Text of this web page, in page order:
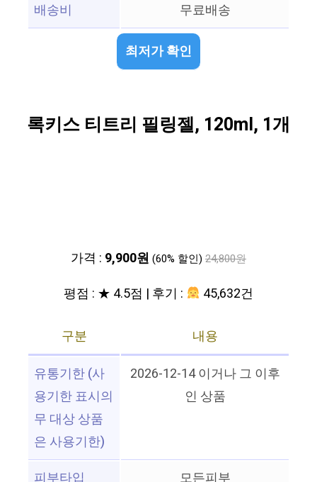
배송비
무료배송
최저가 확인
록키스 티트리 필링젤, 120ml, 1개
가격 : 9,900원 (60% 할인) 24,800원
평점 : ★ 4.5점 | 후기 : 45,632건
구분
내용
유통기한 (사
용기한 표시의
무 대상 상품
은 사용기한)
2026-12-14 이거나 그 이후
인 상품